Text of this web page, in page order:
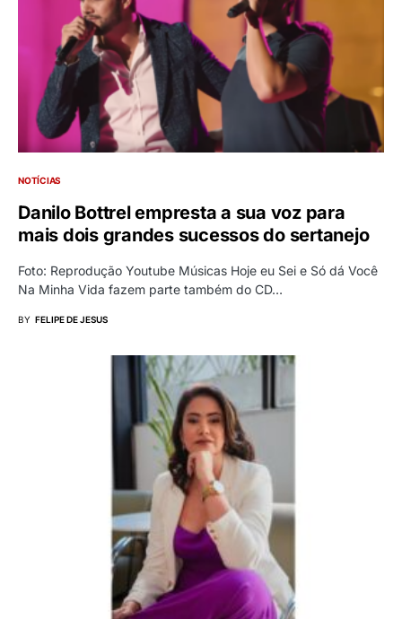
NOTÍCIAS
Danilo Bottrel empresta a sua voz para
mais dois grandes sucessos do sertanejo
Foto: Reprodução Youtube Músicas Hoje eu Sei e Só dá Você
Na Minha Vida fazem parte também do CD…
BY FELIPE DE JESUS